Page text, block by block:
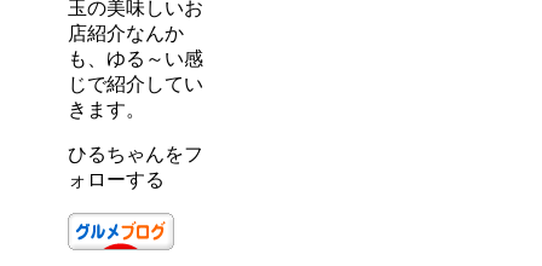
玉の美味しいお
店紹介なんか
も、ゆる～い感
じで紹介してい
きます。
ひるちゃんをフ
ォローする